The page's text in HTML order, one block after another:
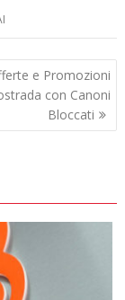
e Promozioni
con Canoni
Bloccati